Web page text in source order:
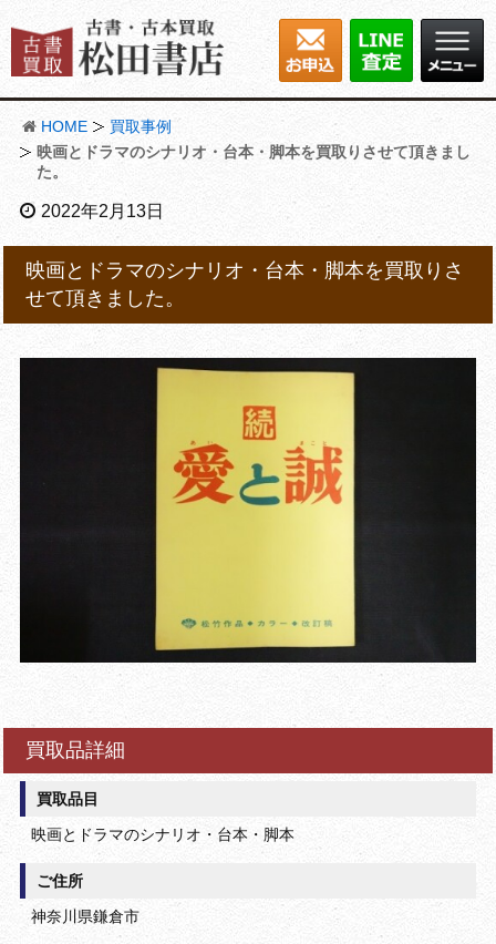
HOME
買取事例
映画とドラマのシナリオ・台本・脚本を買取りさせて頂きまし
た。
2022年2月13日
映画とドラマのシナリオ・台本・脚本を買取りさ
せて頂きました。
買取品詳細
買取品目
映画とドラマのシナリオ・台本・脚本
ご住所
神奈川県鎌倉市